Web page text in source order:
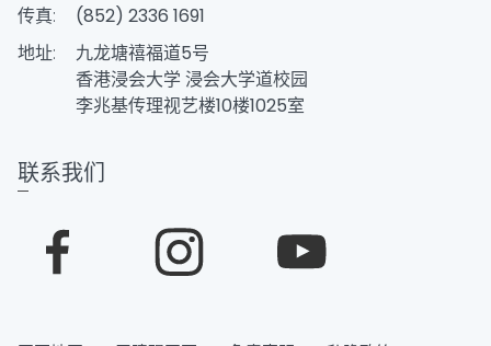
传真:
(852) 2336 1691
地址:
九龙塘禧福道5号
香港浸会大学 浸会大学道校园
李兆基传理视艺楼10楼1025室
联系我们